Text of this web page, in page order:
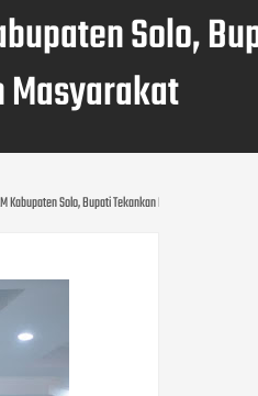
Solo,
Masyarakat
Solo, Bupati Tekankan Peran Adat dalam